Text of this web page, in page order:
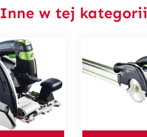
Inne w tej kategorii